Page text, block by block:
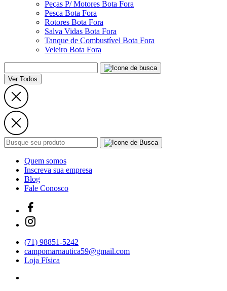
Peças P/ Motores Bota Fora
Pesca Bota Fora
Rotores Bota Fora
Salva Vidas Bota Fora
Tanque de Combustível Bota Fora
Veleiro Bota Fora
Ver Todos
Quem somos
Inscreva sua empresa
Blog
Fale Conosco
(71) 98851-5242
campomarnautica59@gmail.com
Loja Física